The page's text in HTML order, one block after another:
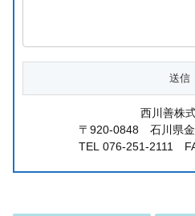
西川善株
〒920-0848 石川県
TEL 076-251-2111